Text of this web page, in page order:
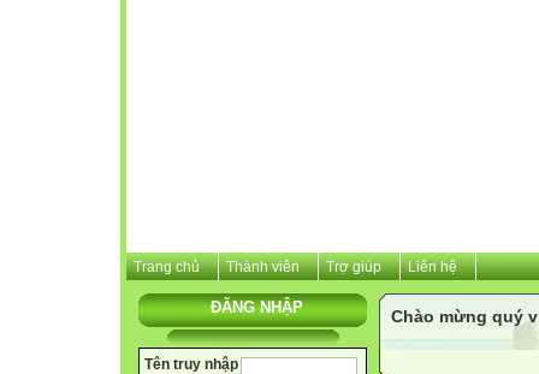
Trang chủ Thành viên Trợ giúp Liên hệ
ĐĂNG NHẬP
Tên truy nhập
Chào mừng quý